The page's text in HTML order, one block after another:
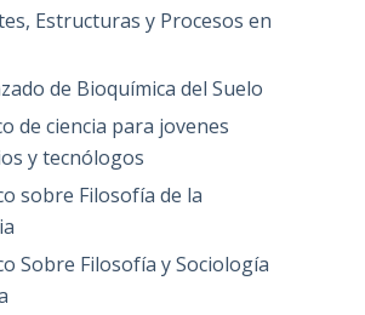
Estructuras y Procesos en
de Bioquímica del Suelo
de ciencia para jovenes
y tecnólogos
sobre Filosofía de la
Sobre Filosofía y Sociología